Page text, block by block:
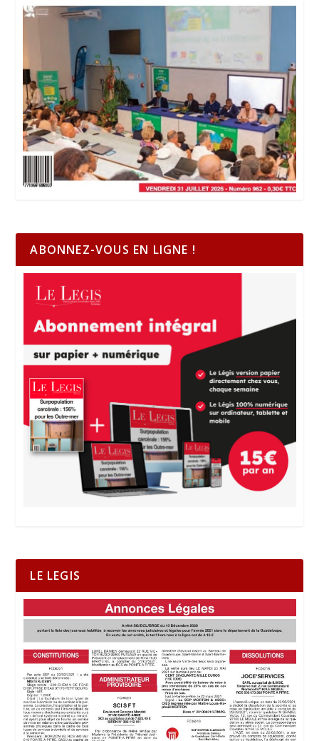
ABONNEZ-VOUS EN LIGNE !
LE LEGIS